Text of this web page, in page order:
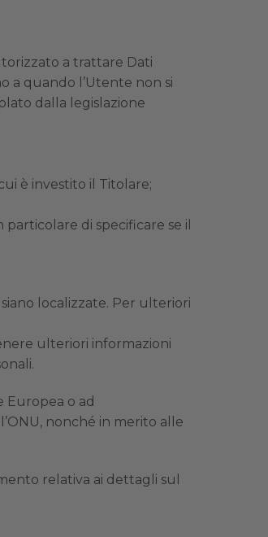
a trattare Dati
a quando l’Utente non si
dalla legislazione
è investito il Titolare;
di specificare se il
localizzate. Per ulteriori
ulteriori informazioni
Europea o ad
nonché in merito alle
relativa ai dettagli sul